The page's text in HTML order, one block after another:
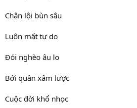
Chân lội bùn sâu
Luôn mất tự do
Đói nghèo âu lo
Bởi quân xâm lược
Cuộc đời khổ nhọc